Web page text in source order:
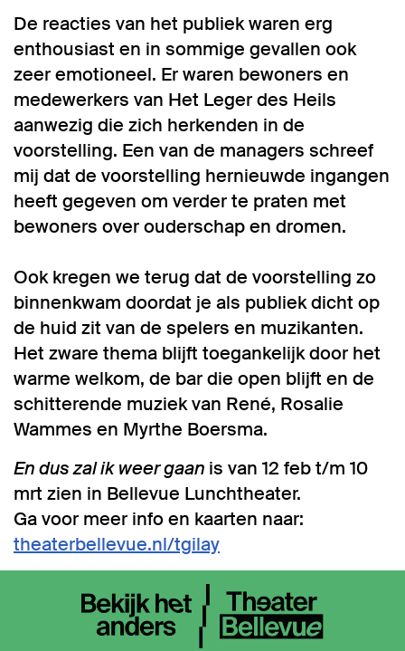
De reacties van het publiek waren erg
enthousiast en in sommige gevallen ook
zeer emotioneel. Er waren bewoners en
medewerkers van Het Leger des Heils
aanwezig die zich herkenden in de
voorstelling. Een van de managers schreef
mij dat de voorstelling hernieuwde ingangen
heeft gegeven om verder te praten met
bewoners over ouderschap en dromen.
Ook kregen we terug dat de voorstelling zo
binnenkwam doordat je als publiek dicht op
de huid zit van de spelers en muzikanten.
Het zware thema blijft toegankelijk door het
warme welkom, de bar die open blijft en de
schitterende muziek van René, Rosalie
Wammes en Myrthe Boersma.
En dus zal ik weer gaan is van 12 feb t/m 10
mrt zien in Bellevue Lunchtheater.
Ga voor meer info en kaarten naar:
theaterbellevue.nl/tgilay